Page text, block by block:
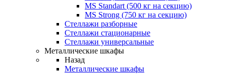
MS Standart (500 кг на секцию)
MS Strong (750 кг на секцию)
Стеллажи разборные
Стеллажи стационарные
Стеллажи универсальные
Металлические шкафы
Назад
Металлические шкафы